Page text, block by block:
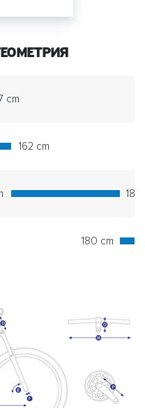
cm
162 cm
180
180 cm